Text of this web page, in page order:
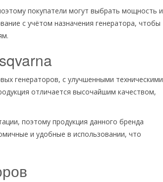
покупатели могут выбрать мощность и
с учётом назначения генератора, чтобы
генераторов, с улучшенными техническими
отличается высочайшим качеством,
поэтому продукция данного бренда
и удобные в использовании, что